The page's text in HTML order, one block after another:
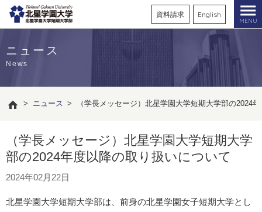
資料請求 English
MENU
ニュース
News
> ニュース > （学長メッセージ）北星学園大学短期大学部の2024
（学長メッセージ）北星学園大学短期大学
部の2024年度以降の取り扱いについて
2024年02月22日
北星学園大学短期大学部は、前身の北星学園女子短期大学とし